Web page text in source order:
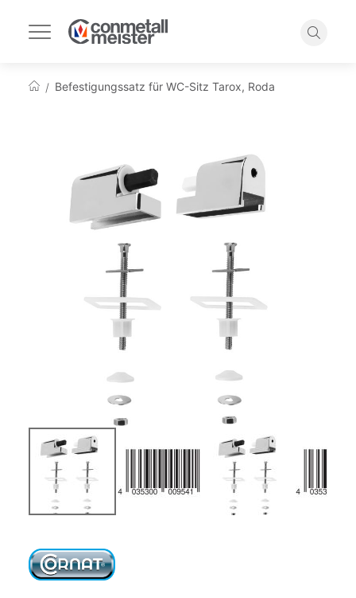
Navigation
umschalten
Suche
StartseiteBefestigungssatz für WC-Sitz Tarox, Roda
Bildgalerie
der
Bildgalerie
springen